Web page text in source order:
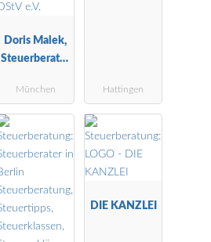
Doris Malek,
Steuerberater
Fachberaterin
für
Unternehmen
snachfolge
DStV e.V.
München Hattingen
DIE KANZLEI